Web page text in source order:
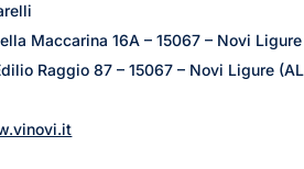
Maccarina 16A – 15067 – Novi
Raggio 87 – 15067 – Novi Ligure